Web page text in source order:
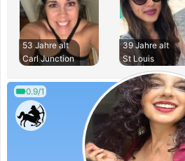
53 Jahre alt
Carl Junction
39 Jahre alt
St Louis
0.9/1